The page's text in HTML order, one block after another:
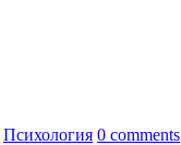
Психология 0 comments